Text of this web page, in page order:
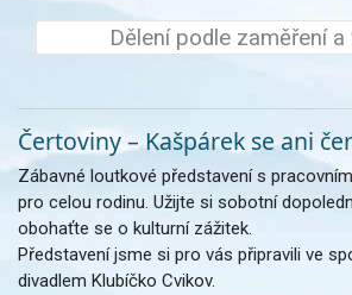
Dělení podle zaměření a
Čertoviny – Kašpárek se ani
Zábavné loutkové představení s
pro celou rodinu. Užijte si sobotní
obohaťte se o kulturní zážitek.
Představení jsme si pro vás připravili ve
divadlem Klubíčko Cvikov.